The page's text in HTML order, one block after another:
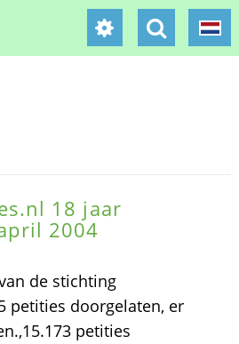
18 jaar
2004
de stichting
petities doorgelaten, er
petities